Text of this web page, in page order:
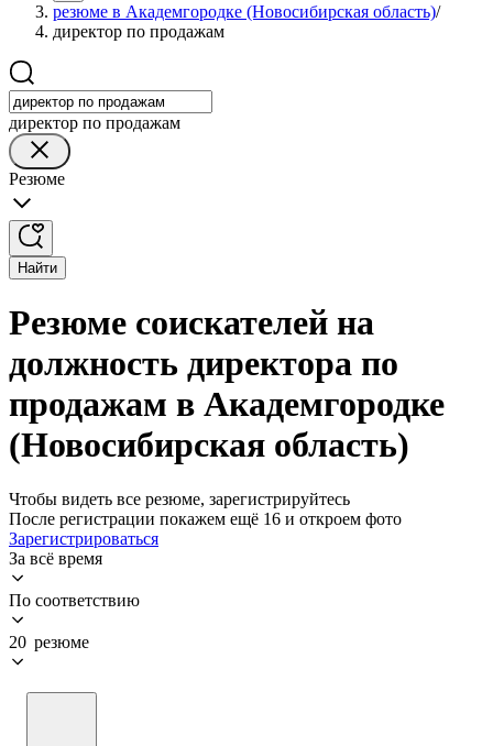
резюме в Академгородке (Новосибирская область)/
директор по продажам
директор по продажам
Резюме
Найти
Резюме соискателей на
должность директора по
продажам в Академгородке
(Новосибирская область)
Чтобы видеть все резюме, зарегистрируйтесь
После регистрации покажем ещё 16 и откроем фото
Зарегистрироваться
За всё время
По соответствию
20 резюме